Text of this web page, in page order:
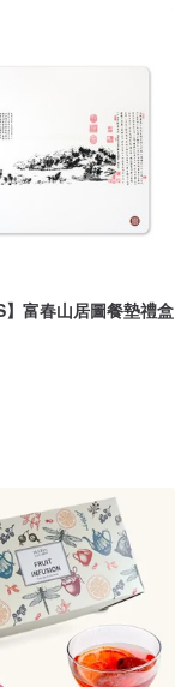
】富春山居圖餐墊禮盒